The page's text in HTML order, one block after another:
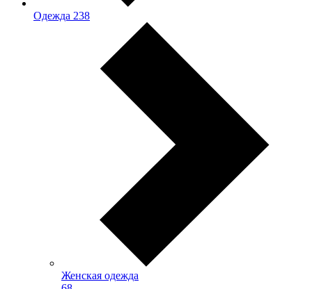
Одежда 238
Женская одежда